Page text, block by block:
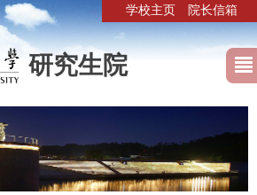
学校主页 院长信箱
研究生院